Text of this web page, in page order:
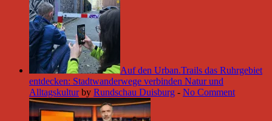
Auf den Urban.Trails das Ruhrgebiet
entdecken: Stadtwanderwege verbinden Natur und
Alltagskultur by Rundschau Duisburg - No Comment